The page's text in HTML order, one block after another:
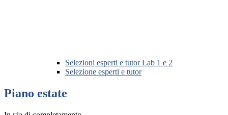
Selezioni esperti e tutor Lab 1 e 2
Selezione esperti e tutor
Piano estate